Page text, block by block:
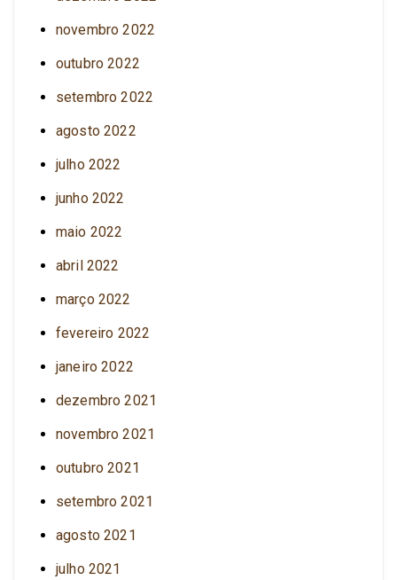
novembro 2022
outubro 2022
setembro 2022
agosto 2022
julho 2022
junho 2022
maio 2022
abril 2022
março 2022
fevereiro 2022
janeiro 2022
dezembro 2021
novembro 2021
outubro 2021
setembro 2021
agosto 2021
julho 2021